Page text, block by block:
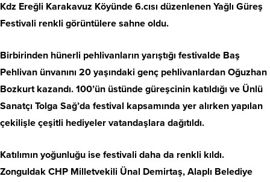
Kdz Ereğli Karakavuz Köyünde 6.cısı düzenlenen Yağlı Güreş
Festivali renkli görüntülere sahne oldu.
Birbirinden hünerli pehlivanların yarıştığı festivalde Baş
Pehlivan ünvanını 20 yaşındaki genç pehlivanlardan Oğuzhan
Bozkurt kazandı. 100’ün üstünde güreşcinin katıldığı ve Ünlü
Sanatçı Tolga Sağ’da festival kapsamında yer alırken yapılan
çekilişle çeşitli hediyeler vatandaşlara dağıtıldı.
Katılımın yoğunluğu ise festivali daha da renkli kıldı.
Zonguldak CHP Milletvekili Ünal Demirtaş, Alaplı Belediye